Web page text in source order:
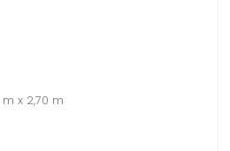
x 2,70 m